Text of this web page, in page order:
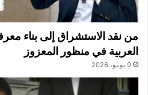
من نقد الاستشراق إلى بناء
العربية في منظور المعزوز
9 يونيو، 2026